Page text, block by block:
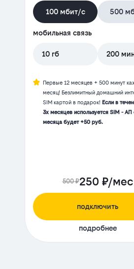
100 мбит/с 500
мобильная связь
10 гб 200
Первые 12 месяцев + 500 минут
месяц! Безлимитный домашний
SIM картой в подарок! Если в
3х месяцев используется SIM - АП
месяца будет +50 руб.
500 ₽250 ₽/мес
подключить
подробнее